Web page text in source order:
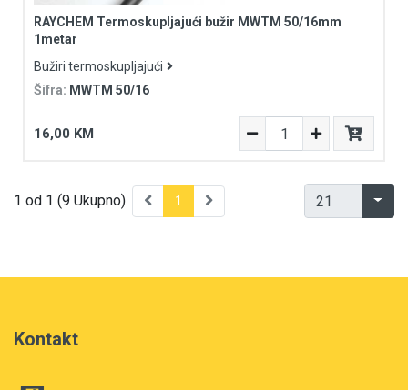
RAYCHEM Termoskupljajući bužir MWTM 50/16mm
1metar
Bužiri termoskupljajući
Šifra: MWTM 50/16
16,00 KM
1 od 1 (9 Ukupno) 1
Kontakt